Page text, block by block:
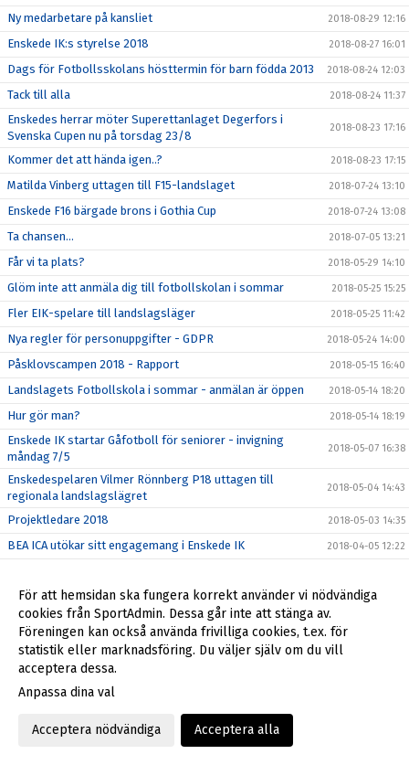
Ny medarbetare på kansliet 2018-08-29 12:16
Enskede IK:s styrelse 2018 2018-08-27 16:01
Dags för Fotbollsskolans hösttermin för barn födda 2013 2018-08-24 12:03
Tack till alla 2018-08-24 11:37
Enskedes herrar möter Superettanlaget Degerfors i
Svenska Cupen nu på torsdag 23/8
2018-08-23 17:16
Kommer det att hända igen..? 2018-08-23 17:15
Matilda Vinberg uttagen till F15-landslaget 2018-07-24 13:10
Enskede F16 bärgade brons i Gothia Cup 2018-07-24 13:08
Ta chansen... 2018-07-05 13:21
Får vi ta plats? 2018-05-29 14:10
Glöm inte att anmäla dig till fotbollskolan i sommar 2018-05-25 15:25
Fler EIK-spelare till landslagsläger 2018-05-25 11:42
Nya regler för personuppgifter - GDPR 2018-05-24 14:00
Påsklovscampen 2018 - Rapport 2018-05-15 16:40
Landslagets Fotbollskola i sommar - anmälan är öppen 2018-05-14 18:20
Hur gör man? 2018-05-14 18:19
Enskede IK startar Gåfotboll för seniorer - invigning
måndag 7/5
2018-05-07 16:38
Enskedespelaren Vilmer Rönnberg P18 uttagen till
regionala landslagslägret
2018-05-04 14:43
Projektledare 2018 2018-05-03 14:35
BEA ICA utökar sitt engagemang i Enskede IK 2018-04-05 12:22
Påsklovscamp på Enskede IP 2018-04-03 09:26
Påsklovscampen 2018 - fler instruktörer
Välkommen till Påsklovscamp 2018-03-19 12:45
Enskedemodellen i informationskväll för P03
Vår klubbshop har flyttat till Stadium Sickla, varmt
Spela Gå-Fotboll!
För att hemsidan ska fungera korrekt använder vi nödvändiga
cookies från SportAdmin. Dessa går inte att stänga av.
Föreningen kan också använda frivilliga cookies, t.ex. för
statistik eller marknadsföring. Du väljer själv om du vill
acceptera dessa.
Anpassa dina val
Acceptera nödvändiga Acceptera alla